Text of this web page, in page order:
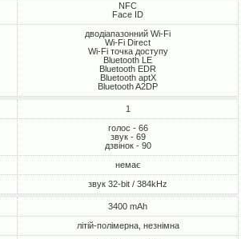
NFC
Face ID
дводіапазонний Wi-Fi
Wi-Fi Direct
Wi-Fi точка доступу
Bluetooth LE
Bluetooth EDR
Bluetooth aptX
Bluetooth A2DP
1
голос - 66
звук - 69
дзвінок - 90
немає
звук 32-bit / 384kHz
3400 mAh
літій-полімерна, незнімна